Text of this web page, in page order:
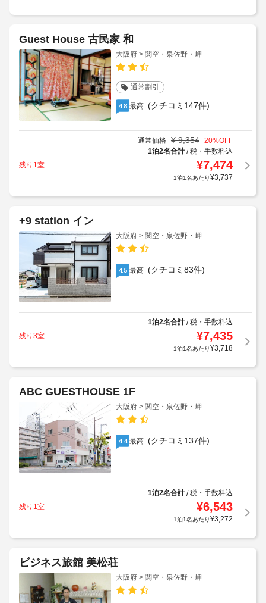
Guest House 古民家 和
大阪府 > 関空・泉佐野・岬
通常割引
4.8 最高 (クチコミ147件)
通常価格 ¥ 9,354 20%OFF
1泊2名合計/税・手数料込
残り1室
¥7,474
1泊1名あたり¥3,737
+9 station イン
大阪府 > 関空・泉佐野・岬
4.5 最高 (クチコミ83件)
1泊2名合計/税・手数料込
残り3室
¥7,435
1泊1名あたり¥3,718
ABC GUESTHOUSE 1F
大阪府 > 関空・泉佐野・岬
4.4 最高 (クチコミ137件)
1泊2名合計/税・手数料込
残り1室
¥6,543
1泊1名あたり¥3,272
ビジネス旅館 美松荘
大阪府 > 関空・泉佐野・岬